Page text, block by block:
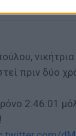
πριν δύο
2:46:01